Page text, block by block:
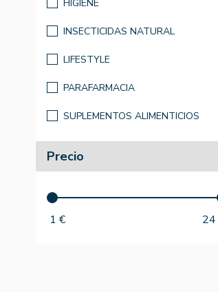
HIGIENE
INSECTICIDAS NATURAL
LIFESTYLE
PARAFARMACIA
SUPLEMENTOS ALIMENTICIOS
Precio
1 € 24